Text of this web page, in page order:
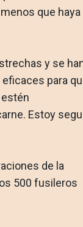
que haya
y se
para
Estoy
de la
500 fusileros